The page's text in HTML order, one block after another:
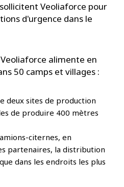
Veoliaforce pour
d'urgence dans le
alimente en
50 camps et villages :
deux sites de production
de produire 400 mètres
citernes, en
partenaires, la distribution
dans les endroits les plus